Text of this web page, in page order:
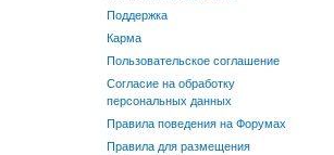
Поддержка
Карма
Пользовательское соглашение
Согласие на обработку
персональных данных
Правила поведения на Форумах
Правила для размещения